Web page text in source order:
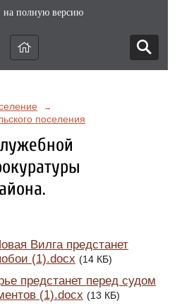
на полную версию
→
поселения
Вилга предстанет
(1).docx (14 КБ)
предстанет перед судом
(1).docx (13 КБ)